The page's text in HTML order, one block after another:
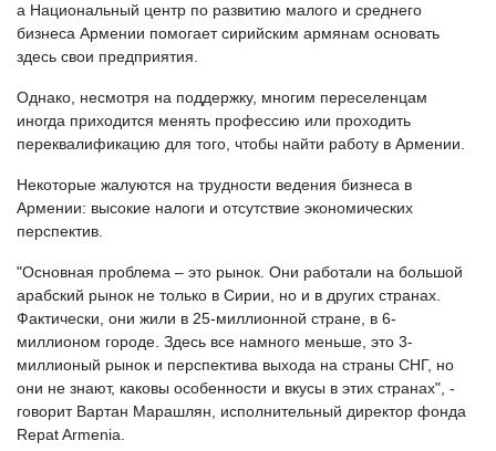
а Национальный центр по развитию малого и среднего
бизнеса Армении помогает сирийским армянам основать
здесь свои предприятия.
Однако, несмотря на поддержку, многим переселенцам
иногда приходится менять профессию или проходить
переквалификацию для того, чтобы найти работу в Армении.
Некоторые жалуются на трудности ведения бизнеса в
Армении: высокие налоги и отсутствие экономических
перспектив.
"Основная проблема – это рынок. Они работали на большой
арабский рынок не только в Сирии, но и в других странах.
Фактически, они жили в 25-миллионной стране, в 6-
миллионом городе. Здесь все намного меньше, это 3-
миллионый рынок и перспектива выхода на страны СНГ, но
они не знают, каковы особенности и вкусы в этих странах", -
говорит Вартан Марашлян, исполнительный директор фонда
Repat Armenia.